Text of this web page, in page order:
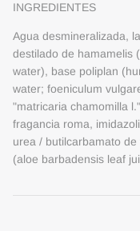
INGREDIENTES
Agua desmineralizada,
destilado de hamamelis
water), base poliplan
water; foeniculum
"matricaria chamomilla
fragancia roma,
urea / butilcarbamato
(aloe barbadensis leaf